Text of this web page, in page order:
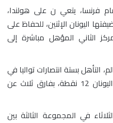
فرنسا، يتعي ن على هولندا،
على مضيفتها اليونان الإثنين، للحفاظ على
الثاني المؤهل مباشرة إلى
التأهل بستة انتصارات تواليا في
المجموعة الثانية، فيما تملك اليونان 12 نقطة، بفارق ثلاث عن
في المجموعة الثالثة بين